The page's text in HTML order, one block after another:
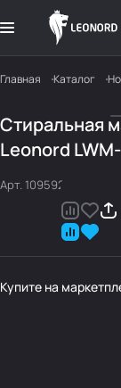
Главная Каталог
Стиральная
Leonord
Арт. 109592
Купите на